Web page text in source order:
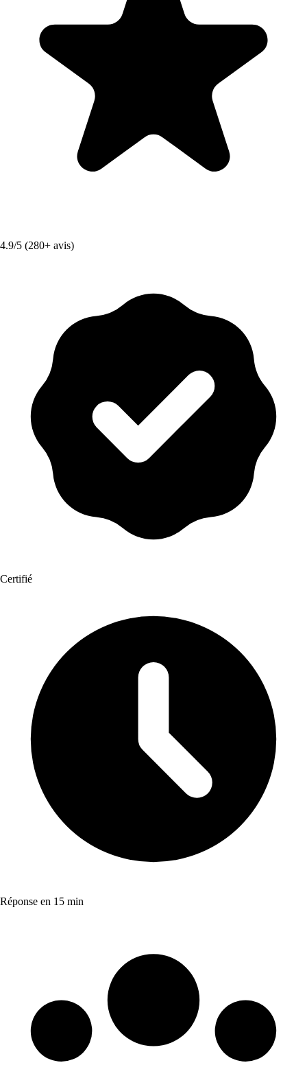
4.9/5 (280+ avis)
Certifié
Réponse en 15 min